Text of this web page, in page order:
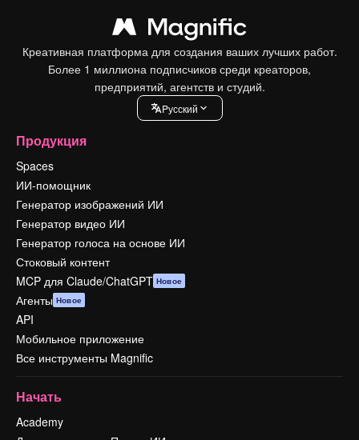
Креативная платформа для создания ваших лучших работ.
Более 1 миллиона подписчиков среди креаторов,
предприятий, агентств и студий.
Pусский
Продукция
Spaces
ИИ-помощник
Генератор изображений ИИ
Генератор видео ИИ
Генератор голоса на основе ИИ
Стоковый контент
MCP для Claude/ChatGPT Новое
Агенты Новое
API
Мобильное приложение
Все инструменты Magnific
Начать
Academy